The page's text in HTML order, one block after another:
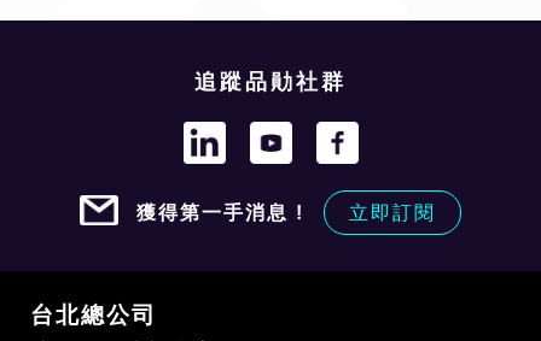
追蹤品勛社群
獲得第一手消息 ! 立即訂閱
台北總公司